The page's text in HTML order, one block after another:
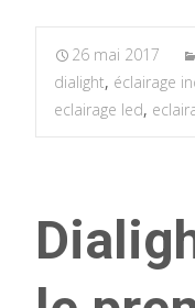
26 mai 2017
dialight, éclairage
eclairage led,